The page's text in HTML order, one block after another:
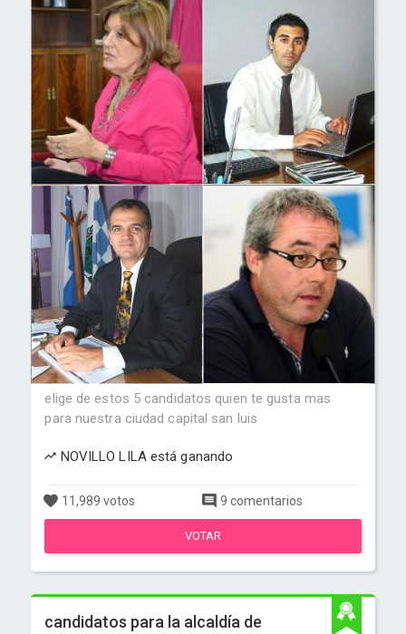
elige de estos 5 candidatos quien te gusta mas
para nuestra ciudad capital san luis
NOVILLO LILA está ganando
11,989 votos 9 comentarios
VOTAR
candidatos para la alcaldía de